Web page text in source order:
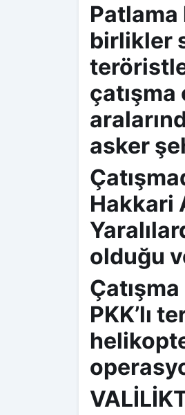
Patlama
birlikler
çatışma
asker
Hakkari
olduğu
PKK’lı